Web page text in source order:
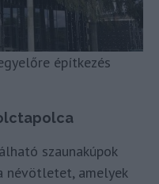
építkezés
szaunakúpok
névötletet, amelyek